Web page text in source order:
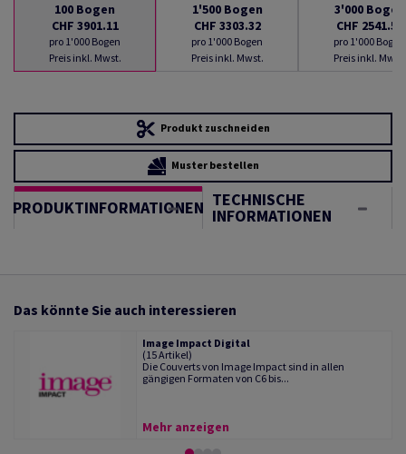
100 Bogen
CHF 3901.11
pro 1'000 Bogen
Preis inkl. Mwst.
1'500 Bogen
CHF 3303.32
pro 1'000 Bogen
Preis inkl. Mwst.
3'000 Bogen
CHF 2541.54
pro 1'000 Bogen
Preis inkl. Mwst.
Produkt zuschneiden
Muster bestellen
PRODUKTINFORMATIONEN TECHNISCHE
INFORMATIONEN
Das könnte Sie auch interessieren
Image Impact Digital
(15 Artikel)
Die Couverts von Image Impact sind in allen
gängigen Formaten von C6 bis...
Mehr anzeigen